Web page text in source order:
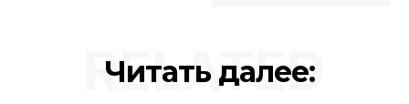
Читать далее:
RELATED